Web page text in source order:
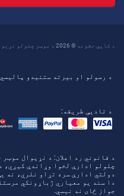
د کاپي حقونه © 2026 د موټر چلولو نړیواله اداره. ټول حقونه خوندي دي
د رسولو او بیرته ستنیدو پالیسي
د تادیې طریقه:
د قانوني رد اعلان
دولتي ادارې سره تړاو نلري، نه
دا سند یو معیاري ژباړونکي
جواز ځای نه نیسي.